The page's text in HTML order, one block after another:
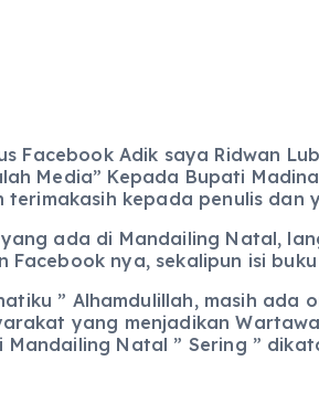
Facebook Adik saya Ridwan
Media” Kepada Bupati
kepada penulis dan
ada di Mandailing Natal,
Facebook nya, sekalipun isi
” Alhamdulillah, masih
yang menjadikan
Natal ” Sering ”